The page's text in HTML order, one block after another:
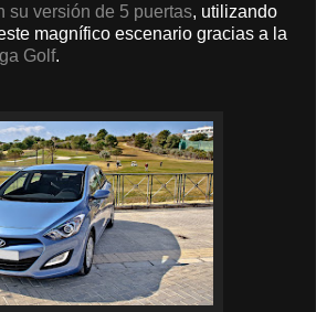
su versión de 5 puertas, utilizando
magnífico escenario gracias a la
Golf.